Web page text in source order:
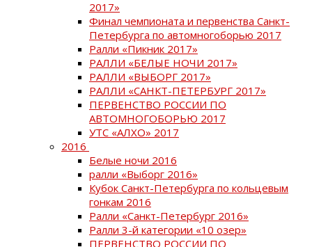
2017»
Финал чемпионата и первенства Санкт-
Петербурга по автомногоборью 2017
Ралли «Пикник 2017»
РАЛЛИ «БЕЛЫЕ НОЧИ 2017»
РАЛЛИ «ВЫБОРГ 2017»
РАЛЛИ «САНКТ-ПЕТЕРБУРГ 2017»
ПЕРВЕНСТВО РОССИИ ПО
АВТОМНОГОБОРЬЮ 2017
УТС «АЛХО» 2017
2016
Белые ночи 2016
ралли «Выборг 2016»
Кубок Санкт-Петербурга по кольцевым
гонкам 2016
Ралли «Санкт-Петербург 2016»
Ралли 3-й категории «10 озер»
ПЕРВЕНСТВО РОССИИ ПО